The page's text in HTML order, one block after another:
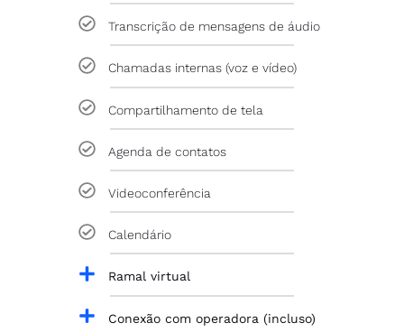
Transcrição de mensagens de áudio
Chamadas internas (voz e vídeo)
Compartilhamento de tela
Agenda de contatos
Videoconferência
Calendário
Ramal virtual
Conexão com operadora (incluso)